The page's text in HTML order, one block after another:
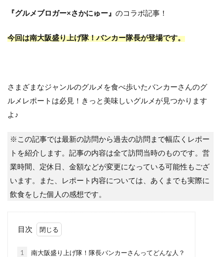
『グルメブロガー×さかにゅー』 のコラボ記事！
今回は南大阪盛り上げ隊！バンカー隊長が登場です。
さまざまなジャンルのグルメを食べ歩いたバンカーさんのグ
ルメレポートは必見！きっと美味しいグルメが見つかります
よ♪
※この記事では最新の訪問から過去の訪問まで幅広くレポー
トを紹介します。記事の内容は全て訪問当時のものです。営
業時間、定休日、金額などが変更になっている可能性もござ
います。また、レポート内容については、あくまでも実際に
飲食をした個人の感想です。
目次
1 南大阪盛り上げ隊！隊長バンカーさんってどんな人？